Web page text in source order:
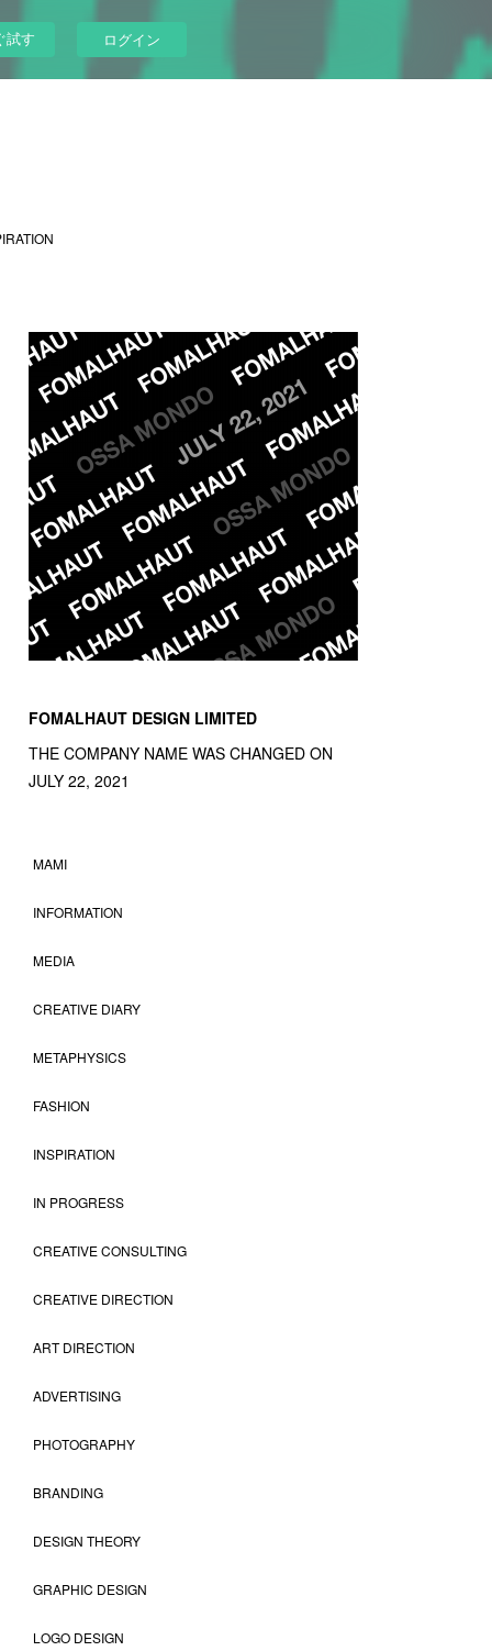
試す ログイン
FOMALHAUT DESIGN LIMITED
THE COMPANY NAME WAS CHANGED ON
JULY 22, 2021
MAMI
INFORMATION
MEDIA
CREATIVE DIARY
METAPHYSICS
FASHION
INSPIRATION
IN PROGRESS
CREATIVE CONSULTING
CREATIVE DIRECTION
ART DIRECTION
ADVERTISING
PHOTOGRAPHY
BRANDING
DESIGN THEORY
GRAPHIC DESIGN
LOGO DESIGN